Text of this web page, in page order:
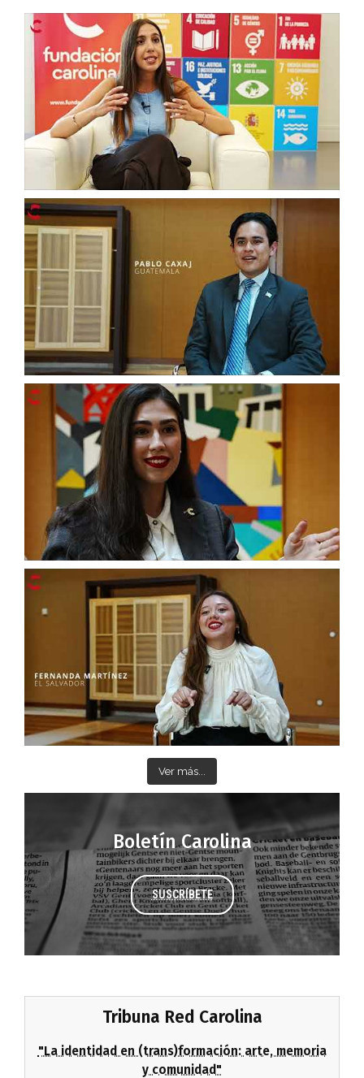
Ver más...
Boletín Carolina
SUSCRÍBETE
Tribuna Red Carolina
"La identidad en (trans)formación: arte, memoria
y comunidad"